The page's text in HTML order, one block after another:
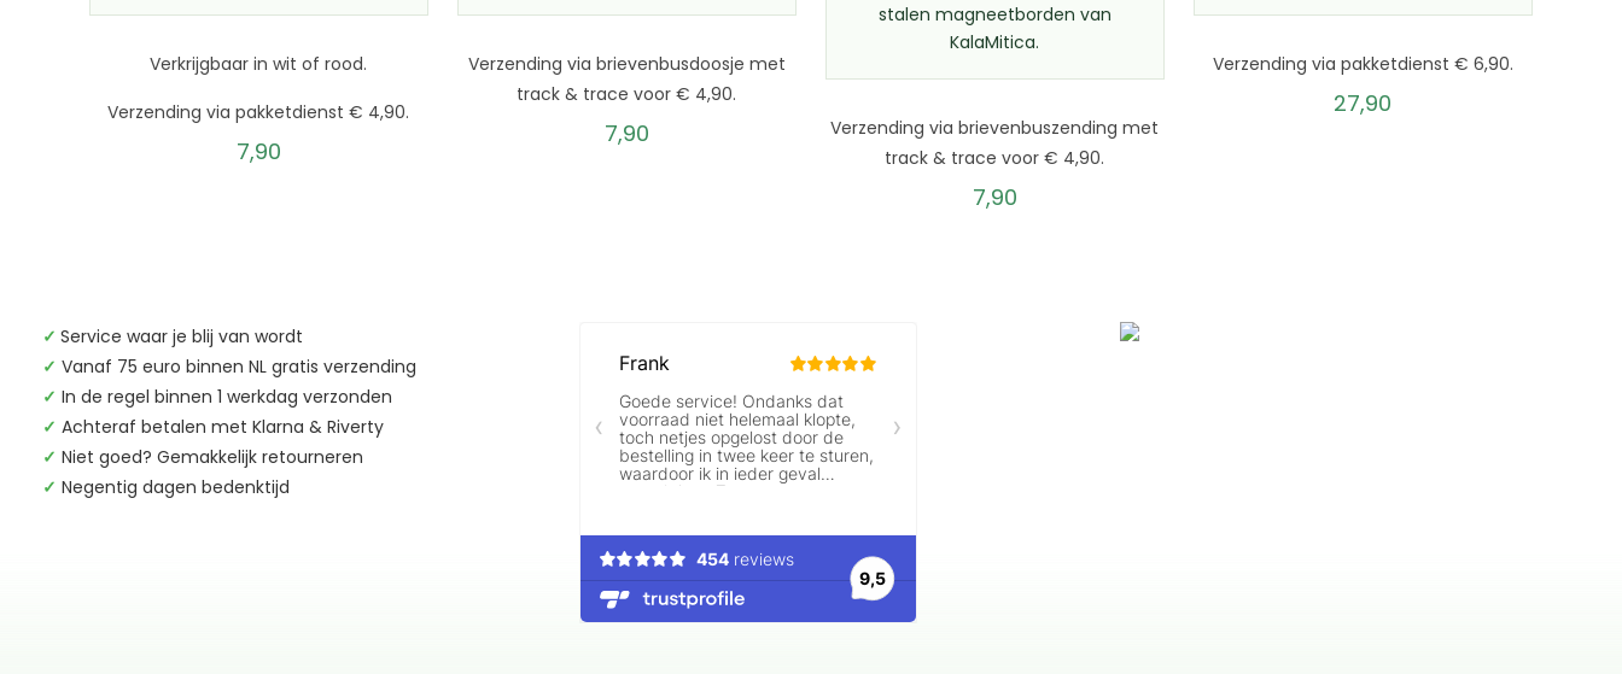
Verkrijgbaar in wit of rood.
Verzending via pakketdienst € 4,90.
7,90
Verzending via brievenbusdoosje met
track & trace voor € 4,90.
7,90
stalen magneetborden van
KalaMitica.
Verzending via brievenbuszending met
track & trace voor € 4,90.
7,90
Verzending via pakketdienst € 6,90.
27,90
✓ Service waar je blij van wordt
✓ Vanaf 75 euro binnen NL gratis verzending
✓ In de regel binnen 1 werkdag verzonden
✓ Achteraf betalen met Klarna & Riverty
✓ Niet goed? Gemakkelijk retourneren
✓ Negentig dagen bedenktijd